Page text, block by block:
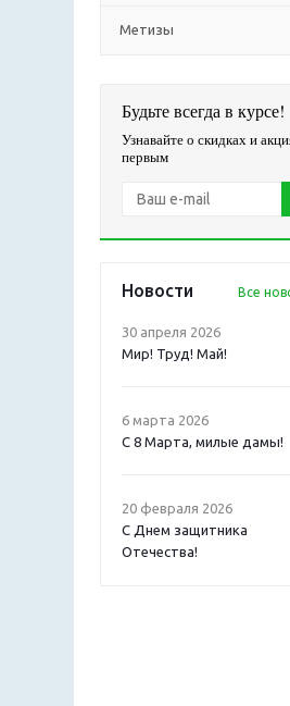
Метизы
Будьте всегда в курсе!
Узнавайте о скидках и
первым
Новости Все
30 апреля 2026
Мир! Труд! Май!
6 марта 2026
С 8 Марта, милые дамы!
20 февраля 2026
С Днем защитника
Отечества!